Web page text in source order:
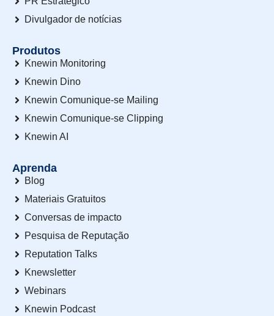
Divulgador de notícias
Produtos
Knewin Monitoring
Knewin Dino
Knewin Comunique-se Mailing
Knewin Comunique-se Clipping
Knewin AI
Aprenda
Blog
Materiais Gratuitos
Conversas de impacto
Pesquisa de Reputação
Reputation Talks
Knewsletter
Webinars
Knewin Podcast